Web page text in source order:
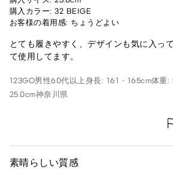
購入カラー: 32 BEIGE
お客様の着用感: ちょうどよい
とても履きやすく、デザインも気に入っ
て使用してます。
123GO男性60代以上身長: 161 - 165cm体重:
25.0cm神奈川県
素晴らしい質感